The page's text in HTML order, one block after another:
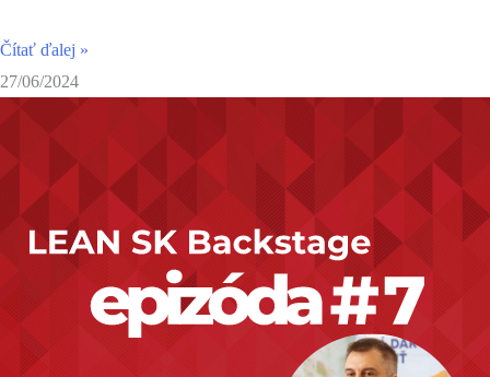
Čítať ďalej »
27/06/2024